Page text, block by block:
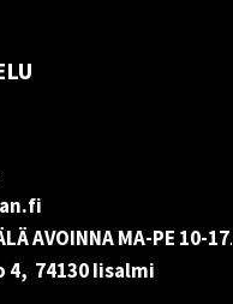
AVOINNA MA-PE 10-17.
74130 Iisalmi